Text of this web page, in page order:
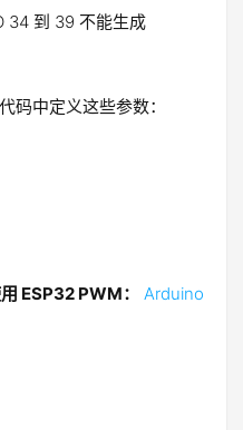
34 到 39 不能生成
码中定义这些参数：
ESP32 PWM：
Arduino